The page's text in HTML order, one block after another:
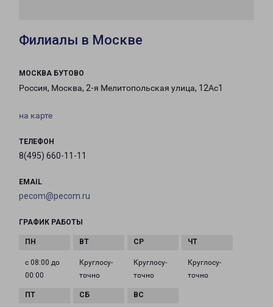
Филиалы в Москве
МОСКВА БУТОВО
Россия, Москва, 2-я Мелитопольская улица, 12Ас1
на карте
ТЕЛЕФОН
8(495) 660-11-11
EMAIL
pecom@pecom.ru
ГРАФИК РАБОТЫ
с 08:00 до
00:00
Круглосу­
точно
Круглосу­
точно
Круглосу­
точно